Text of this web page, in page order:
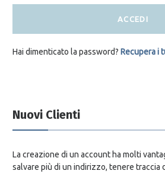
ACCEDI
Hai dimenticato la password? Recupera i
Nuovi Clienti
La creazione di un account ha molti
salvare più di un indirizzo, tenere traccia